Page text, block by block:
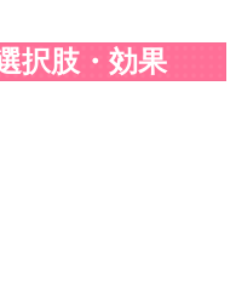
択肢・効果